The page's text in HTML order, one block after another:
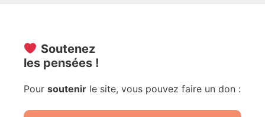
Soutenez
les pensées !
Pour soutenir le site, vous pouvez faire un don :